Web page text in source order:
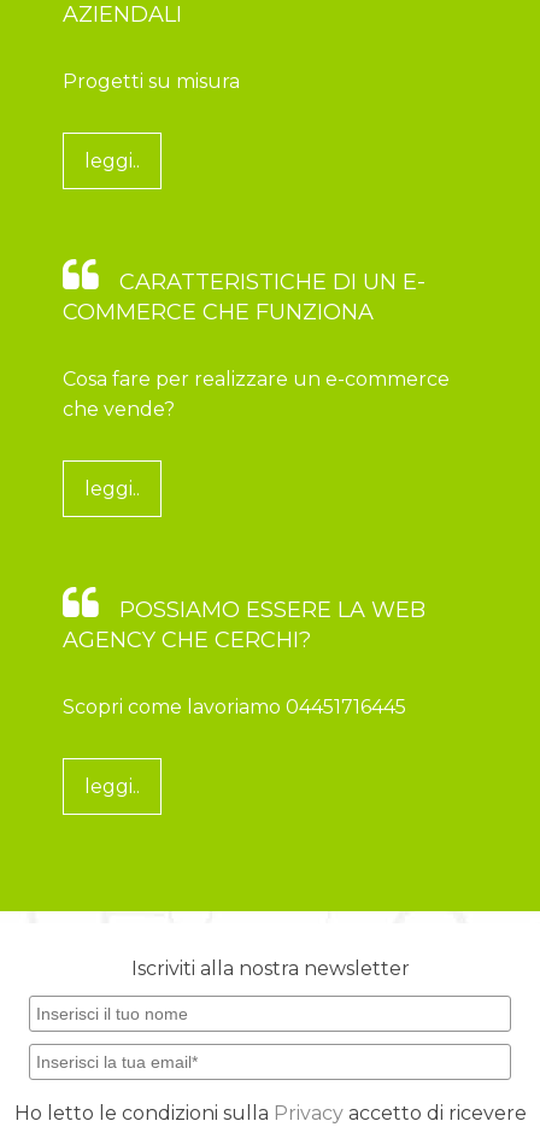
AZIENDALI
Progetti su misura
leggi..
CARATTERISTICHE DI UN E-
COMMERCE CHE FUNZIONA
Cosa fare per realizzare un e-commerce
che vende?
leggi..
POSSIAMO ESSERE LA WEB
AGENCY CHE CERCHI?
Scopri come lavoriamo 04451716445
leggi..
Iscriviti alla nostra newsletter
Ho letto le condizioni sulla Privacy accetto di ricevere